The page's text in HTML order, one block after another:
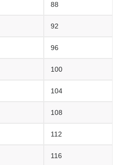
88
92
96
100
104
108
112
116